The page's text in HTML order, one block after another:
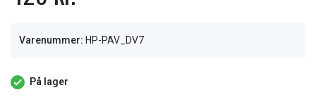
Varenummer: HP-PAV_DV7
På lager